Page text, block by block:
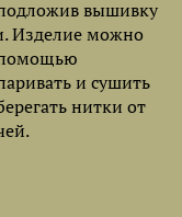
вышивку
Изделие можно
помощью
и сушить
нитки от